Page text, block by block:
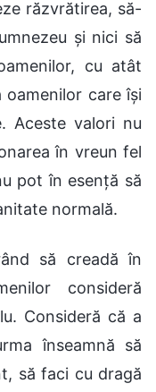
răzvrătirea, să-
și nici să
cu atât
care își
Aceste valori nu
în vreun fel
pot în esență să
normală.
să creadă în
consideră
Consideră că a
înseamnă să
să faci cu dragă